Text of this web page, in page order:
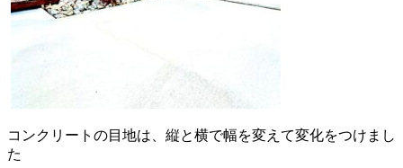
コンクリートの目地は、縦と横で幅を変えて変化をつけまし
た